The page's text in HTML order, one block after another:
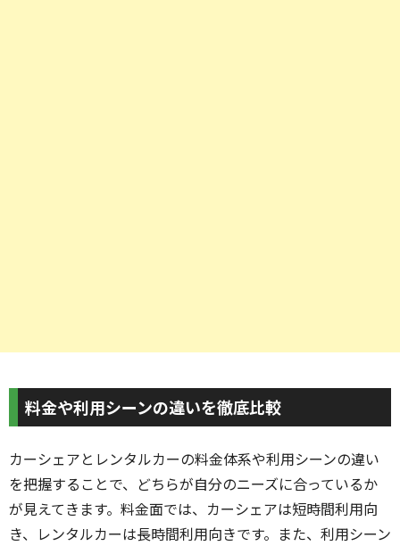
料金や利用シーンの違いを徹底比較
カーシェアとレンタルカーの料金体系や利用シーンの違い
を把握することで、どちらが自分のニーズに合っているか
が見えてきます。料金面では、カーシェアは短時間利用向
き、レンタルカーは長時間利用向きです。また、利用シーン